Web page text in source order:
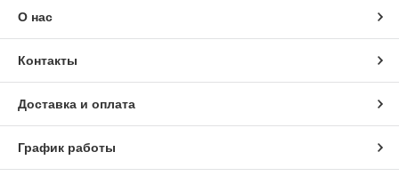
О нас
Контакты
Доставка и оплата
График работы